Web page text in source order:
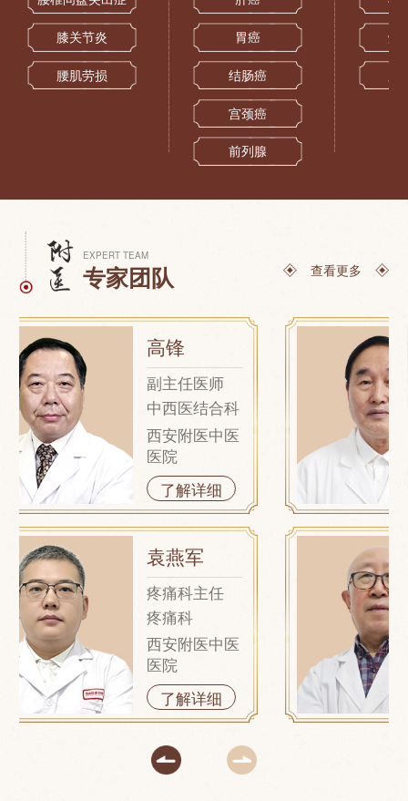
膝关节炎
腰肌劳损
胃癌
结肠癌
宫颈癌
前列腺
烧
EXPERT TEAM
专家团队 查看更多
高锋
副主任医师
中西医结合科
西安附医中医
医院
了解详细
袁燕军
疼痛科主任
疼痛科
西安附医中医
医院
了解详细